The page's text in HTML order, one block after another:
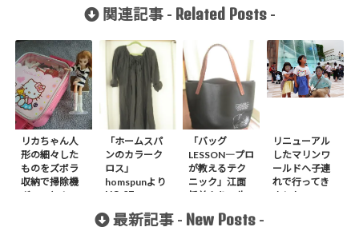
関連記事 - Related Posts-
リカちゃん人
形の細々した
ものをズボラ
収納で掃除機
ガーっと！
「ホームスパ
ンのカラーク
ロス」
homspunより
NO.07
BLOUSE-
「バッグ
LESSON―プロ
が教えるテク
ニック」江面
旨美より、牛
をした帆布の
リニューアル
したマリンワ
ールドへ子連
れで行ってき
ました2018
最新記事 - New Posts -